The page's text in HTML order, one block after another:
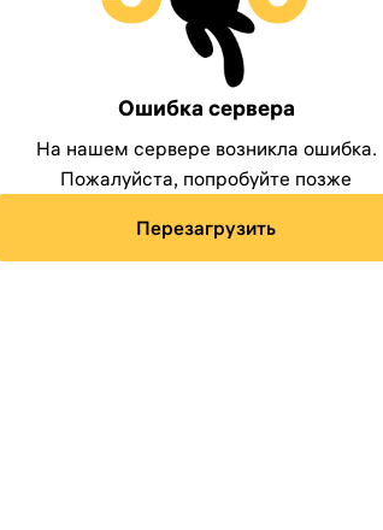
Ошибка сервера
На нашем сервере возникла ошибка.
Пожалуйста, попробуйте позже
Перезагрузить